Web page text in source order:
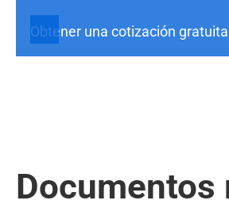
Obtener una cotización gratuita
Documentos